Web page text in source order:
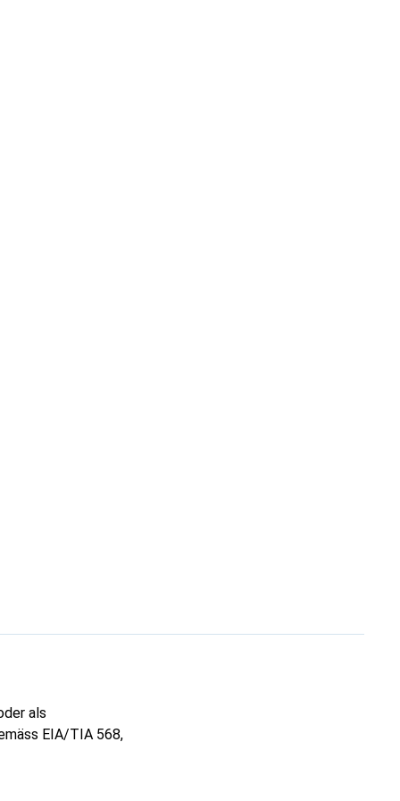
als
EIA/TIA 568,